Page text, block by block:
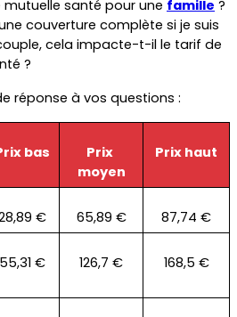
mutuelle santé pour une famille ?
couverture complète si je suis
cela impacte-t-il le tarif de
?
réponse à vos questions :
bas
Prix
moyen
Prix haut
€ 65,89 € 87,74 €
55,31 € 126,7 € 168,5 €